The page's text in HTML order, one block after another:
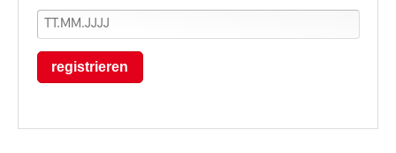
registrieren